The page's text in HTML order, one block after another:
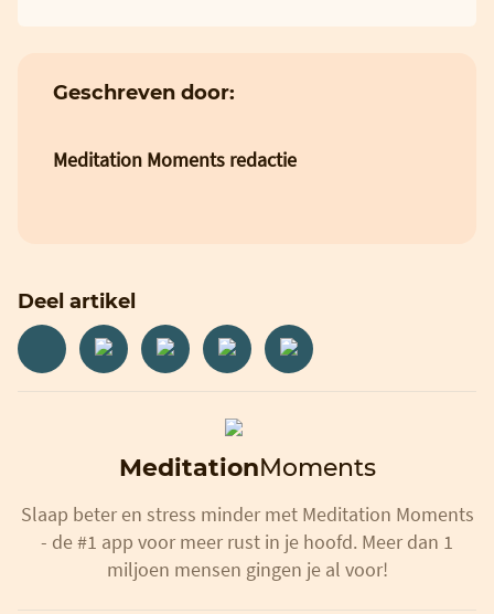
Geschreven door:
Meditation Moments redactie
Deel artikel
MeditationMoments
Slaap beter en stress minder met Meditation Moments
- de #1 app voor meer rust in je hoofd. Meer dan 1
miljoen mensen gingen je al voor!